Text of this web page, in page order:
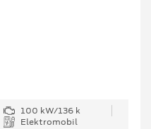
100 kW/136 k
Elektromobil